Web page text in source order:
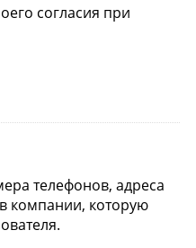
согласия при
телефонов, адреса
компании, которую